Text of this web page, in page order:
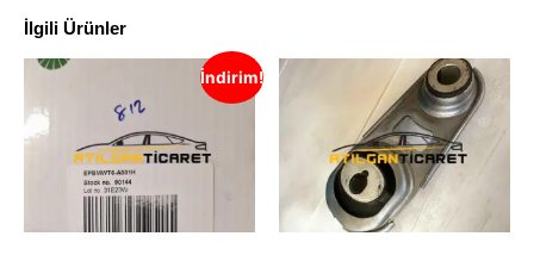
İlgili Ürünler
İndirim!